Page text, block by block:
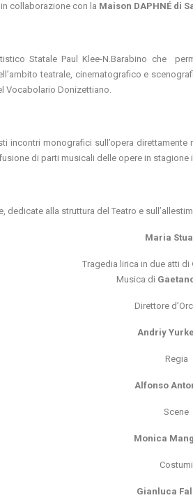
collaborazione con la Maison DAPHNÉ di
Statale Paul Klee-N.Barabino che
teatrale, cinematografico e
Vocabolario Donizettiano.
incontri monografici sull’opera
di parti musicali delle opere in stagione
dedicate alla struttura del Teatro e
Maria
Tragedia lirica in due atti di
Musica di
Direttore
Andriy
Regia
Alfonso
Scene
Monica
Costumi
Gianluca